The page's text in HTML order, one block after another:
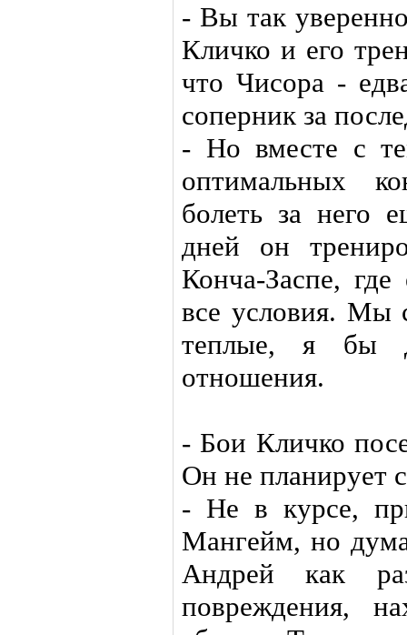
- Вы так
Кличко и его
что Чисора -
соперник за
- Но вместе с
оптимальных
болеть за него
дней он
Конча-Заспе,
все условия. Мы
теплые, я бы
отношения.
- Бои Кличко
Он не планирует
- Не в курсе,
Мангейм, но
Андрей как
повреждения,